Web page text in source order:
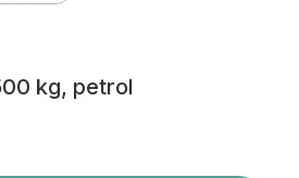
kg, petrol